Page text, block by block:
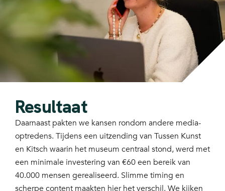
Resultaat
Daarnaast pakten we kansen rondom andere media-
optredens. Tijdens een uitzending van Tussen Kunst
en Kitsch waarin het museum centraal stond, werd met
een minimale investering van €60 een bereik van
40.000 mensen gerealiseerd. Slimme timing en
scherpe content maakten hier het verschil. We kijken